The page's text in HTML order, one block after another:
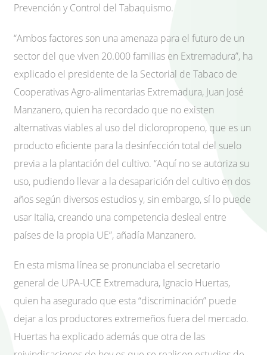
Prevención y Control del Tabaquismo.
“Ambos factores son una amenaza para el futuro de un
sector del que viven 20.000 familias en Extremadura”, ha
explicado el presidente de la Sectorial de Tabaco de
Cooperativas Agro-alimentarias Extremadura, Juan José
Manzanero, quien ha recordado que no existen
alternativas viables al uso del dicloropropeno, que es un
producto eficiente para la desinfección total del suelo
previa a la plantación del cultivo. “Aquí no se autoriza su
uso, pudiendo llevar a la desaparición del cultivo en dos
años según diversos estudios y, sin embargo, sí lo puede
usar Italia, creando una competencia desleal entre
países de la propia UE”, añadía Manzanero.
En esta misma línea se pronunciaba el secretario
general de UPA-UCE Extremadura, Ignacio Huertas,
quien ha asegurado que esta “discriminación” puede
dejar a los productores extremeños fuera del mercado.
Huertas ha explicado además que otra de las